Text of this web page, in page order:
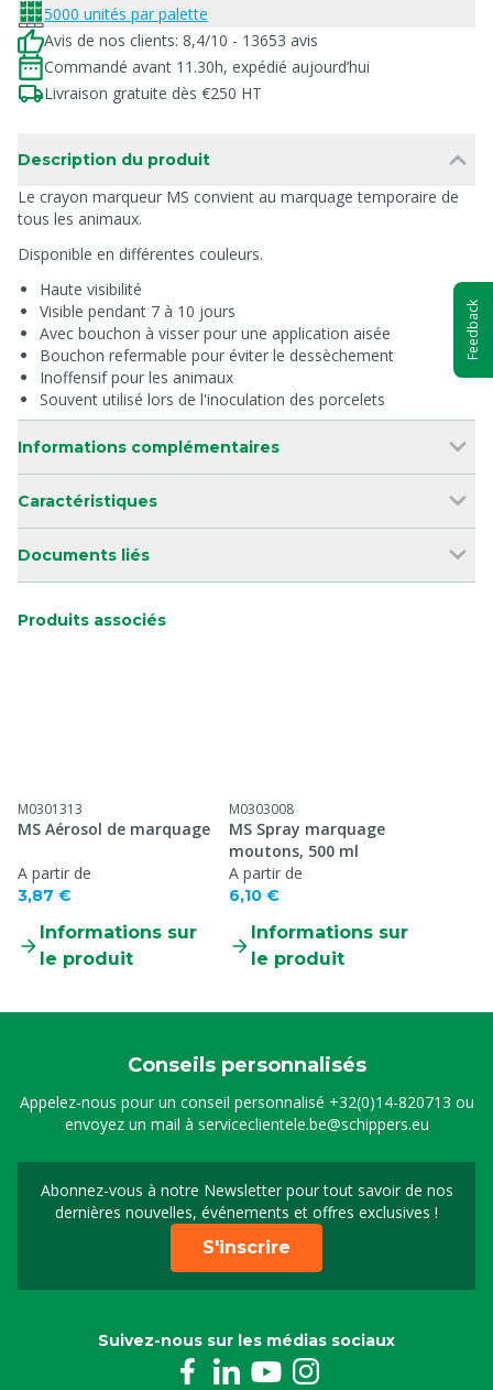
5000 unités par palette
Avis de nos clients: 8,4/10 - 13653 avis
Commandé avant 11.30h, expédié aujourd’hui
Livraison gratuite dès €250 HT
Description du produit
Le crayon marqueur MS convient au marquage temporaire de
tous les animaux.
Disponible en différentes couleurs.
Haute visibilité
Visible pendant 7 à 10 jours
Avec bouchon à visser pour une application aisée
Bouchon refermable pour éviter le dessèchement
Inoffensif pour les animaux
Souvent utilisé lors de l'inoculation des porcelets
Informations complémentaires
Caractéristiques
Documents liés
Produits associés
M0301313
MS Aérosol de marquage
A partir de
3,87 €
Informations sur
le produit
M0303008
MS Spray marquage
moutons, 500 ml
A partir de
6,10 €
Informations sur
le produit
Conseils personnalisés
Appelez-nous pour un conseil personnalisé +32(0)14-820713 ou
envoyez un mail à serviceclientele.be@schippers.eu
Abonnez-vous à notre Newsletter pour tout savoir de nos
dernières nouvelles, événements et offres exclusives !
Inscrivez-vous à notre
S'inscrire
Suivez-nous sur les médias sociaux
Feedback